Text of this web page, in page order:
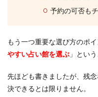
予約の可否も
もう一つ重要な選び方のポ
やすい占い館を選ぶ 」とい
先ほども書きましたが、残
決できるとは限りません。